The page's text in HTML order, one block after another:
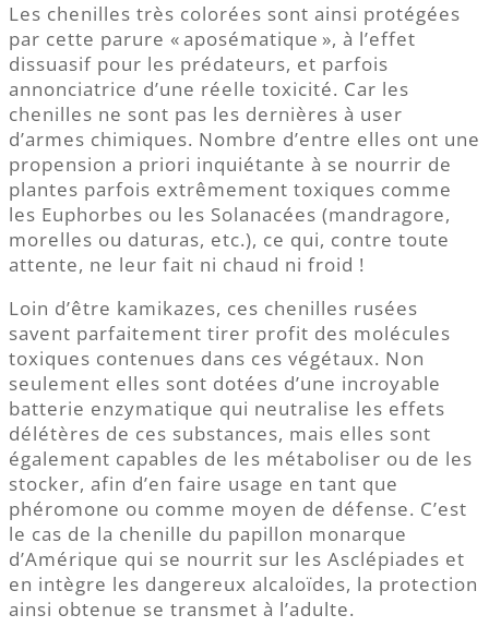
Les chenilles très colorées sont ainsi protégées
par cette parure « aposématique », à l’effet
dissuasif pour les prédateurs, et parfois
annonciatrice d’une réelle toxicité. Car les
chenilles ne sont pas les dernières à user
d’armes chimiques. Nombre d’entre elles ont une
propension a priori inquiétante à se nourrir de
plantes parfois extrêmement toxiques comme
les Euphorbes ou les Solanacées (mandragore,
morelles ou daturas, etc.), ce qui, contre toute
attente, ne leur fait ni chaud ni froid !
Loin d’être kamikazes, ces chenilles rusées
savent parfaitement tirer profit des molécules
toxiques contenues dans ces végétaux. Non
seulement elles sont dotées d’une incroyable
batterie enzymatique qui neutralise les effets
délétères de ces substances, mais elles sont
également capables de les métaboliser ou de les
stocker, afin d’en faire usage en tant que
phéromone ou comme moyen de défense. C’est
le cas de la chenille du papillon monarque
d’Amérique qui se nourrit sur les Asclépiades et
en intègre les dangereux alcaloïdes, la protection
ainsi obtenue se transmet à l’adulte.